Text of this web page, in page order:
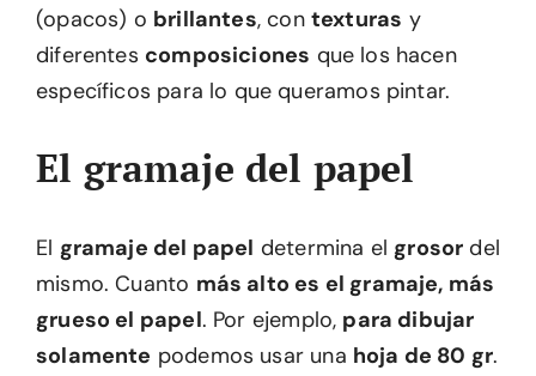
(opacos) o brillantes, con texturas y
diferentes composiciones que los hacen
específicos para lo que queramos pintar.
El gramaje del papel
El gramaje del papel determina el grosor del
mismo. Cuanto más alto es el gramaje, más
grueso el papel. Por ejemplo, para dibujar
solamente podemos usar una hoja de 80 gr.